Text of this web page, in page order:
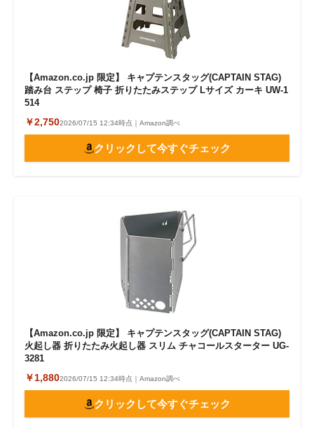
【Amazon.co.jp 限定】 キャプテンスタッグ(CAPTAIN STAG)
踏み台 ステップ 椅子 折りたたみステップ Lサイズ カーキ UW-1
514
￥2,7502026/07/15 12:34時点｜Amazon調べ
クリックして今すぐチェック
【Amazon.co.jp 限定】 キャプテンスタッグ(CAPTAIN STAG)
火起し器 折りたたみ火起し器 スリム チャコールスターター UG-
3281
￥1,8802026/07/15 12:34時点｜Amazon調べ
クリックして今すぐチェック